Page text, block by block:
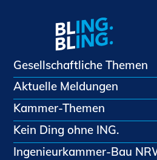
Gesellschaftliche Themen
Aktuelle Meldungen
Kammer-Themen
Kein Ding ohne ING.
Ingenieurkammer-Bau